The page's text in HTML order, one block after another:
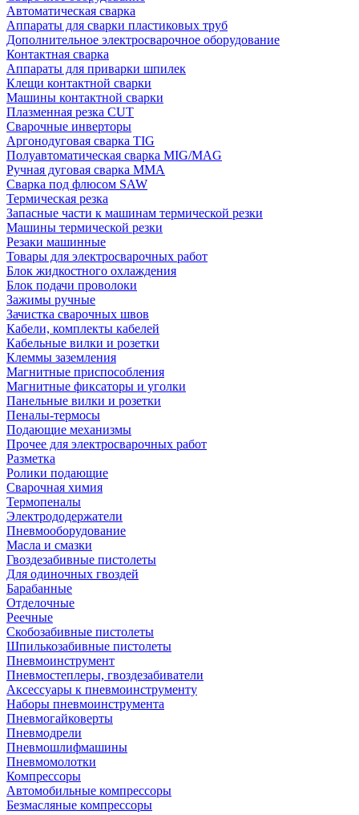
Автоматическая сварка
Аппараты для сварки пластиковых труб
Дополнительное электросварочное оборудование
Контактная сварка
Аппараты для приварки шпилек
Клещи контактной сварки
Машины контактной сварки
Плазменная резка CUT
Сварочные инверторы
Аргонодуговая сварка TIG
Полуавтоматическая сварка MIG/MAG
Ручная дуговая сварка MMA
Сварка под флюсом SAW
Термическая резка
Запасные части к машинам термической резки
Машины термической резки
Резаки машинные
Товары для электросварочных работ
Блок жидкостного охлаждения
Блок подачи проволоки
Зажимы ручные
Зачистка сварочных швов
Кабели, комплекты кабелей
Кабельные вилки и розетки
Клеммы заземления
Магнитные приспособления
Магнитные фиксаторы и уголки
Панельные вилки и розетки
Пеналы-термосы
Подающие механизмы
Прочее для электросварочных работ
Разметка
Ролики подающие
Сварочная химия
Термопеналы
Электрододержатели
Пневмооборудование
Масла и смазки
Гвоздезабивные пистолеты
Для одиночных гвоздей
Барабанные
Отделочные
Реечные
Скобозабивные пистолеты
Шпилькозабивные пистолеты
Пневмоинструмент
Пневмостеплеры, гвоздезабиватели
Аксессуары к пневмоинструменту
Наборы пневмоинструмента
Пневмогайковерты
Пневмодрели
Пневмошлифмашины
Пневмомолотки
Компрессоры
Автомобильные компрессоры
Безмасляные компрессоры